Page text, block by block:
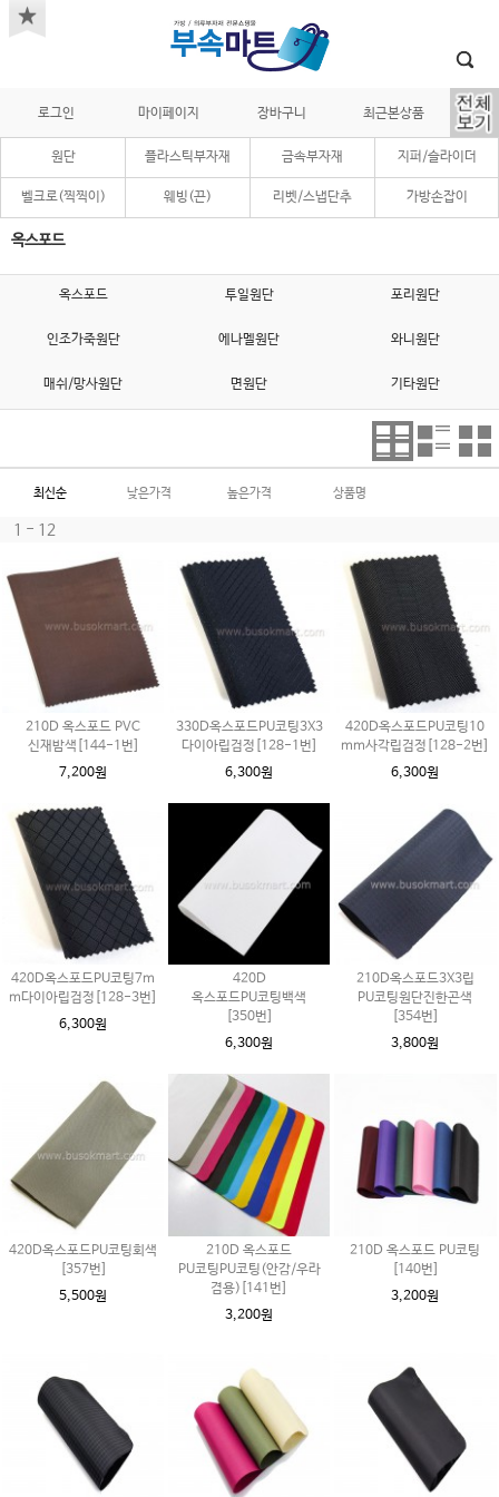
로그인 마이페이지 장바구니 최근본상품
원단 플라스틱부자재 금속부자재 지퍼/슬라이더
벨크로(찍찍이) 웨빙(끈) 리벳/스냅단추 가방손잡이
옥스포드
옥스포드 투일원단 포리원단
인조가죽원단 에나멜원단 와니원단
매쉬/망사원단 면원단 기타원단
최신순 낮은가격 높은가격 상품명
1 - 12
210D 옥스포드 PVC
신재밤색[144-1번]
7,200원
330D옥스포드PU코팅3X3
다이아립검정[128-1번]
6,300원
420D옥스포드PU코팅10
mm사각립검정[128-2번]
6,300원
420D옥스포드PU코팅7m
m다이아립검정[128-3번]
6,300원
420D
옥스포드PU코팅백색
[350번]
6,300원
210D옥스포드3X3립
PU코팅원단진한곤색
[354번]
3,800원
420D옥스포드PU코팅회색
[357번]
5,500원
210D 옥스포드
PU코팅PU코팅(안감/우라
겸용)[141번]
3,200원
210D 옥스포드 PU코팅
[140번]
3,200원